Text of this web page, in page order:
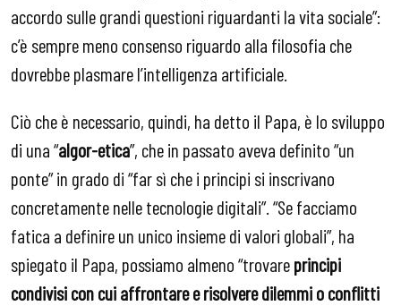
accordo sulle grandi questioni riguardanti la vita sociale”:
c’è sempre meno consenso riguardo alla filosofia che
dovrebbe plasmare l’intelligenza artificiale.
Ciò che è necessario, quindi, ha detto il Papa, è lo sviluppo
di una “algor-etica”, che in passato aveva definito “un
ponte” in grado di “far sì che i principi si inscrivano
concretamente nelle tecnologie digitali”. “Se facciamo
fatica a definire un unico insieme di valori globali”, ha
spiegato il Papa, possiamo almeno “trovareprincipi
condivisi con cui affrontare e risolvere dilemmi o conflitti